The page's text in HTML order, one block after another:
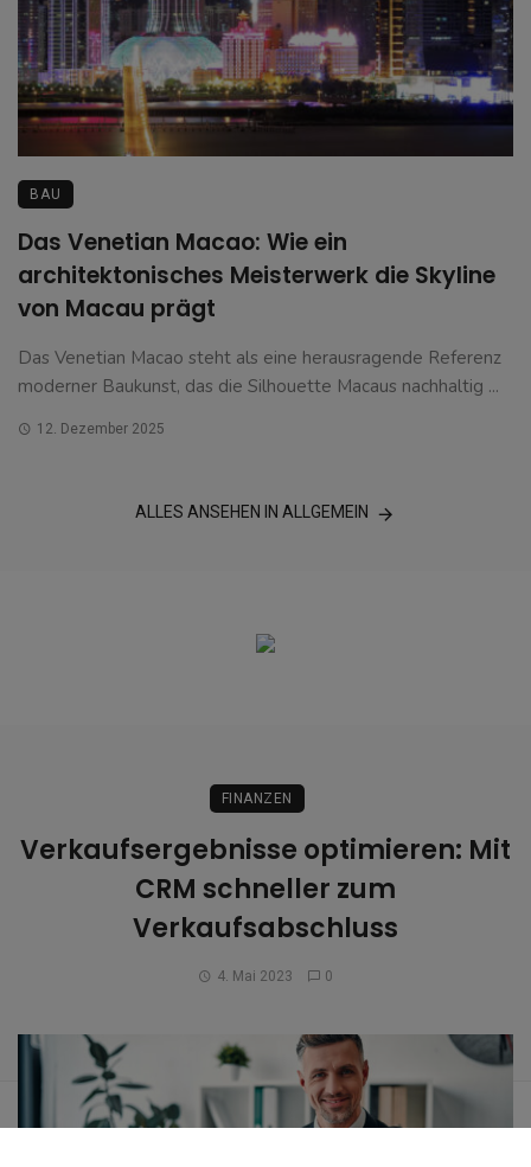
BAU
Das Venetian Macao: Wie ein
architektonisches Meisterwerk die Skyline
von Macau prägt
Das Venetian Macao steht als eine herausragende Referenz
moderner Baukunst, das die Silhouette Macaus nachhaltig ...
12. Dezember 2025
ALLES ANSEHEN IN ALLGEMEIN
FINANZEN
Verkaufsergebnisse optimieren: Mit
CRM schneller zum
Verkaufsabschluss
4. Mai 2023 0